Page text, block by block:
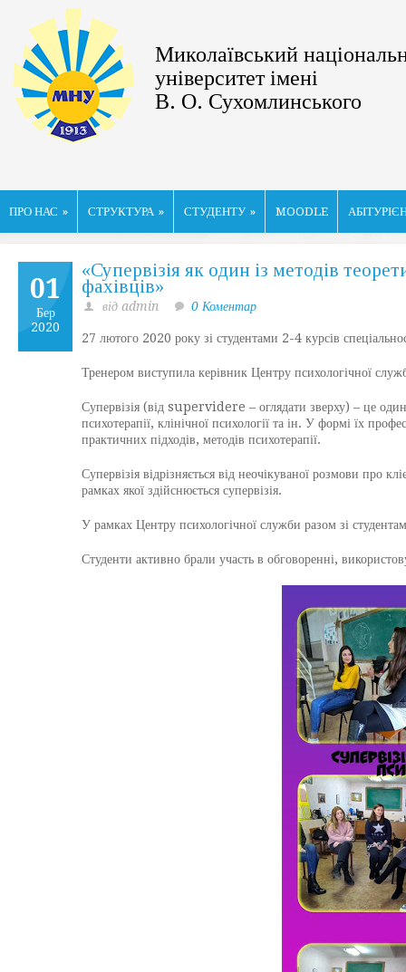
Миколаївський
університет імені
В. О. Сухомлинського
ПРО НАС » СТРУКТУРА » СТУДЕНТУ » MOODLE
01
Бер
2020
«Супервізія як один із методів
фахівців»
від admin 0 Коментар
27 лютого 2020 року зі студентами 2-4 курсів
Тренером виступила керівник Центру психологічної
Супервізія (від supervidere – оглядати зверху) – це один
психотерапії, клінічної психології та ін. У формі їх
практичних підходів, методів психотерапії.
Супервізія відрізняється від неочікуваної розмови
рамках якої здійснюється супервізія.
У рамках Центру психологічної служби разом зі
Студенти активно брали участь в обговоренні,